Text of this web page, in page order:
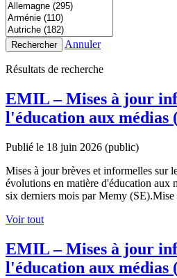
Rechercher Annuler
Résultats de recherche
EMIL – Mises à jour
l'éducation aux médias
Publié le 18 juin 2026 (public)
Mises à jour brèves et informelles sur
évolutions en matière d'éducation aux
six derniers mois par Memy
Voir tout
EMIL – Mises à jour
l'éducation aux médias